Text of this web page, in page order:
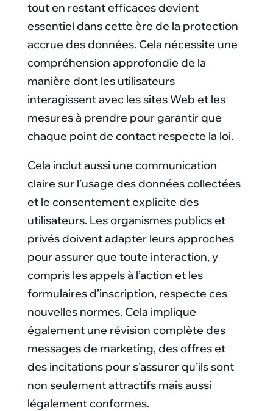
tout en restant efficaces devient
essentiel dans cette ère de la protection
accrue des données. Cela nécessite une
compréhension approfondie de la
manière dont les utilisateurs
interagissent avec les sites Web et les
mesures à prendre pour garantir que
chaque point de contact respecte la loi.
Cela inclut aussi une communication
claire sur l’usage des données collectées
et le consentement explicite des
utilisateurs. Les organismes publics et
privés doivent adapter leurs approches
pour assurer que toute interaction, y
compris les appels à l’action et les
formulaires d’inscription, respecte ces
nouvelles normes. Cela implique
également une révision complète des
messages de marketing, des offres et
des incitations pour s’assurer qu’ils sont
non seulement attractifs mais aussi
légalement conformes.